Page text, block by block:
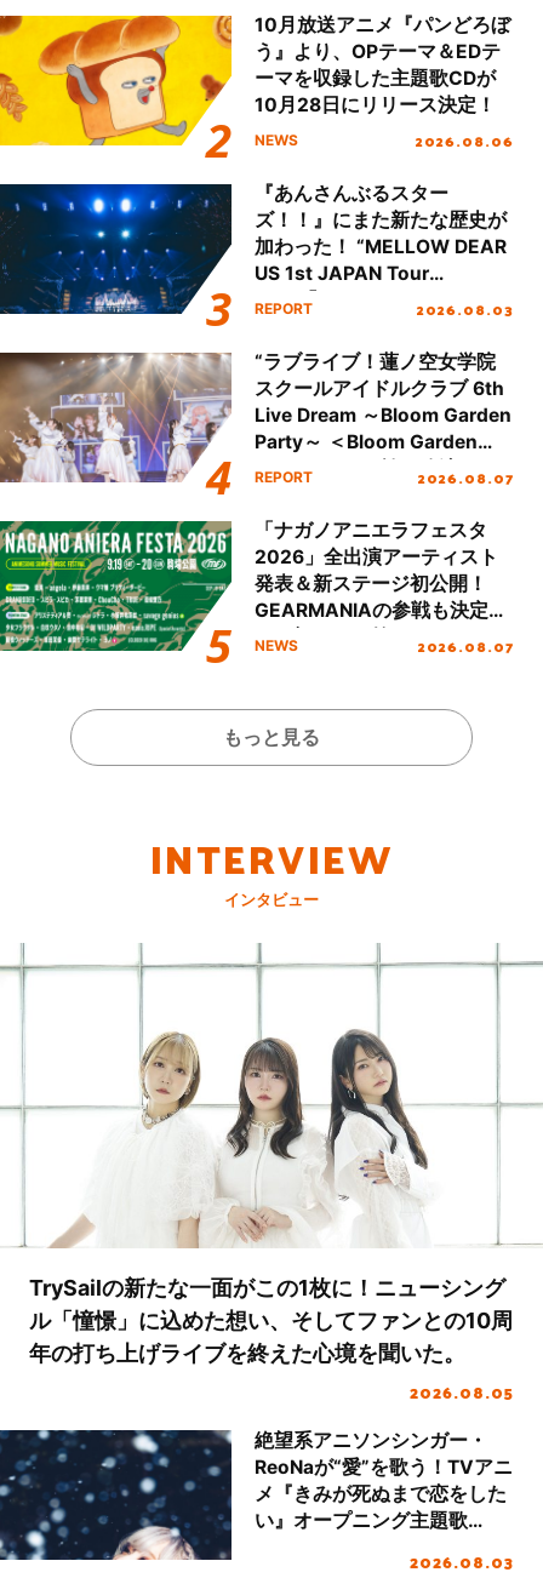
10月放送アニメ『パンどろぼ
う』より、OPテーマ＆EDテ
ーマを収録した主題歌CDが
10月28日にリリース決定！
NEWS 2026.08.06
『あんさんぶるスター
ズ！！』にまた新たな歴史が
加わった！ “MELLOW DEAR
US 1st JAPAN Tour
Final「NICE to meet YOU
ート!!
REPORT 2026.08.03
“ラブライブ！蓮ノ空女学院
スクールアイドルクラブ 6th
Live Dream ～Bloom Garden
Party～ ＜Bloom Garden
Party Stage／埼玉公演＞”
REPORT 2026.08.07
「ナガノアニエラフェスタ
2026」全出演アーティスト
発表＆新ステージ初公開！
GEARMANIAの参戦も決定
し、初となる第3ステージの
NEWS 2026.08.07
もっと見る
INTERVIEW
インタビュー
TrySailの新たな一面がこの1枚に！ニューシング
ル「憧憬」に込めた想い、そしてファンとの10周
年の打ち上げライブを終えた心境を聞いた。
2026.08.05
絶望系アニソンシンガー・
ReoNaが“愛”を歌う！TVアニ
メ『きみが死ぬまで恋をした
い』オープニング主題歌
2026.08.03